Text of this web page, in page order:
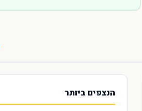
הנצפים ביותר